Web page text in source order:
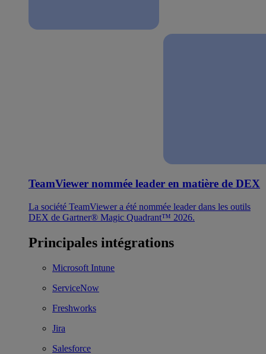
TeamViewer nommée leader en matière de DEX
La société TeamViewer a été nommée leader dans les outils
DEX de Gartner® Magic Quadrant™ 2026.
Principales intégrations
Microsoft Intune
ServiceNow
Freshworks
Jira
Salesforce